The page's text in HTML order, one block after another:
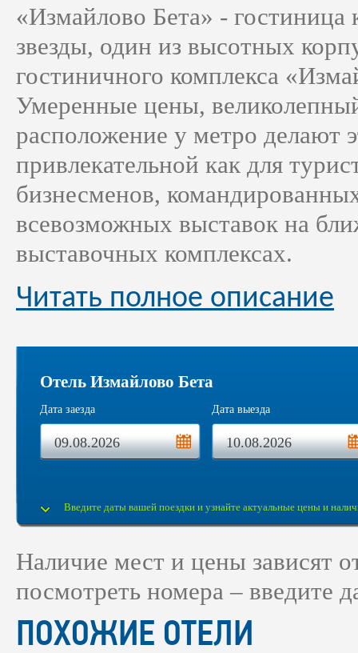
«Измайлово Бета» - гостиница
звезды, один из высотных
гостиничного комплекса
Умеренные цены,
расположение у метро делают
привлекательной как для
бизнесменов,
всевозможных выставок на
выставочных комплексах.
Читать полное описание
Отель Измайлово Бета
Дата заезда Дата выезда
Введите даты вашей поездки и узнайте актуальные цены и
Наличие мест и цены зависят
посмотреть номера – введите
ПОХОЖИЕ ОТЕЛИ